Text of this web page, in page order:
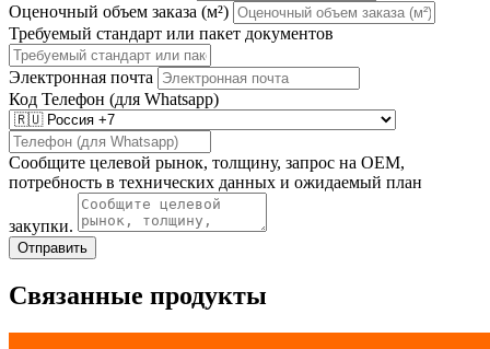
Оценочный объем заказа (м²)
Требуемый стандарт или пакет документов
Электронная почта
Код Телефон (для Whatsapp)
Сообщите целевой рынок, толщину, запрос на OEM,
потребность в технических данных и ожидаемый план
закупки.
Отправить
Связанные продукты